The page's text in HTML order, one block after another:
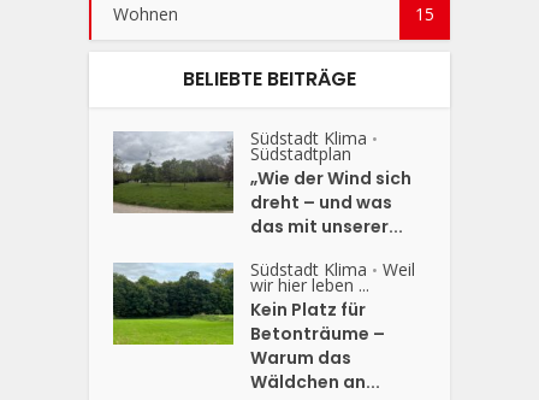
Wohnen 15
BELIEBTE BEITRÄGE
Südstadt Klima •
Südstadtplan
„Wie der Wind sich
dreht – und was
das mit unserer...
Südstadt Klima • Weil
wir hier leben ...
Kein Platz für
Betonträume –
Warum das
Wäldchen an...